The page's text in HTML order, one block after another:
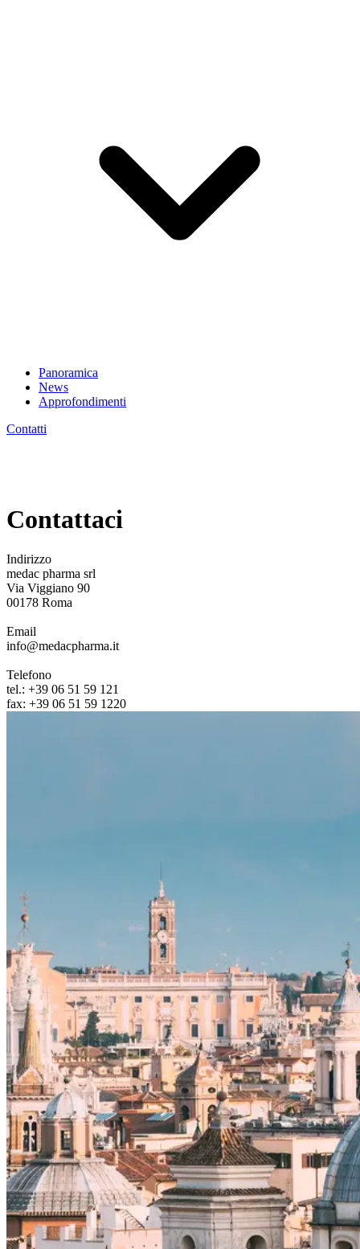
Panoramica
News
Approfondimenti
Contatti
Contattaci
Indirizzo
medac pharma srl
Via Viggiano 90
00178 Roma
Email
info@medacpharma.it
Telefono
tel.: +39 06 51 59 121
fax: +39 06 51 59 1220